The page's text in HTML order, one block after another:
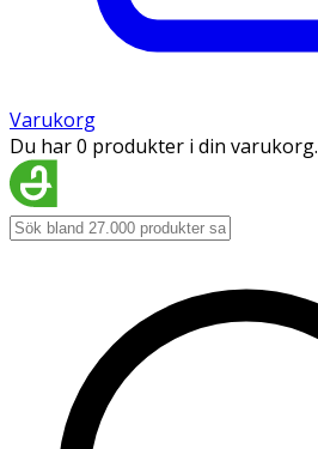
Varukorg
Du har 0 produkter i din varukorg.